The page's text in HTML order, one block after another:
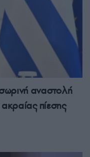
αναστολή
πίεσης